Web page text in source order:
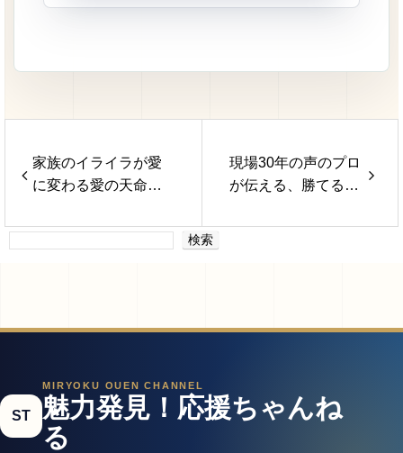
家族のイライラが愛
に変わる愛の天命タ
美
現場30年の声のプロ
が伝える、勝てるプ
（よごともみ）
検索
ST
MIRYOKU OUEN CHANNEL
魅力発見！応援ちゃんね
る